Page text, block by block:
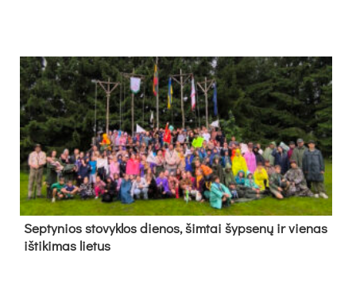
Sep­ty­nios sto­vyk­los die­nos, šim­tai šyp­se­nų ir vie­nas
iš­ti­ki­mas lie­tus